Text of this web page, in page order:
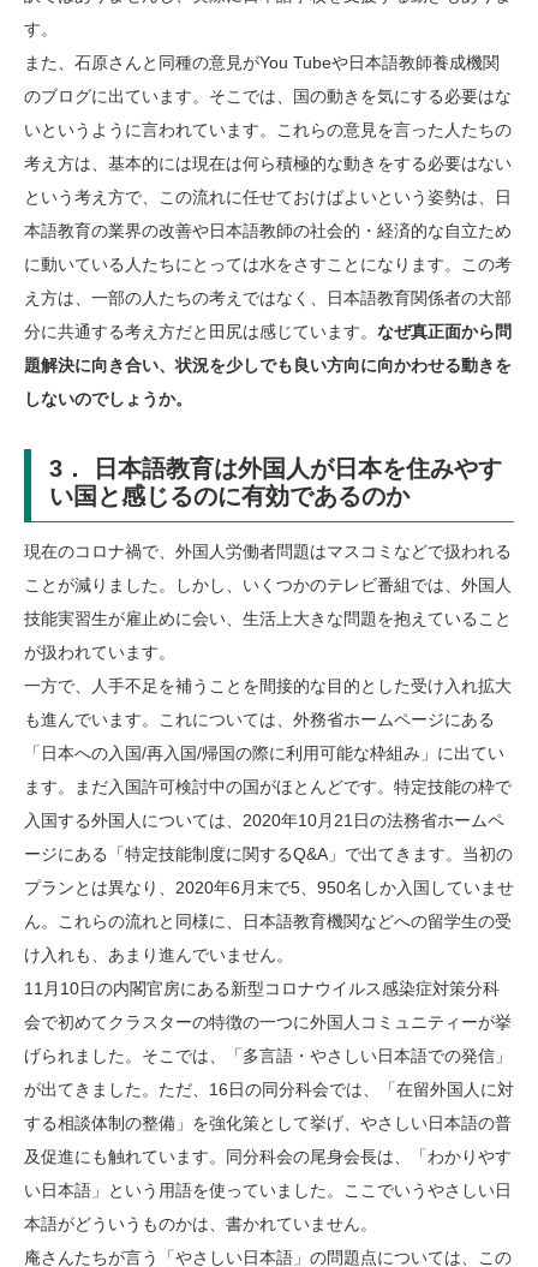
す。
また、石原さんと同種の意見がYou Tubeや日本語教師養成機関
のブログに出ています。そこでは、国の動きを気にする必要はな
いというように言われています。これらの意見を言った人たちの
考え方は、基本的には現在は何ら積極的な動きをする必要はない
という考え方で、この流れに任せておけばよいという姿勢は、日
本語教育の業界の改善や日本語教師の社会的・経済的な自立ため
に動いている人たちにとっては水をさすことになります。この考
え方は、一部の人たちの考えではなく、日本語教育関係者の大部
分に共通する考え方だと田尻は感じています。 なぜ真正面から問
題解決に向き合い、状況を少しでも良い方向に向かわせる動きを
しないのでしょうか。
3． 日本語教育は外国人が日本を住みやす
い国と感じるのに有効であるのか
現在のコロナ禍で、外国人労働者問題はマスコミなどで扱われる
ことが減りました。しかし、いくつかのテレビ番組では、外国人
技能実習生が雇止めに会い、生活上大きな問題を抱えていること
が扱われています。
一方で、人手不足を補うことを間接的な目的とした受け入れ拡大
も進んでいます。これについては、外務省ホームページにある
「日本への入国/再入国/帰国の際に利用可能な枠組み」に出てい
ます。まだ入国許可検討中の国がほとんどです。特定技能の枠で
入国する外国人については、2020年10月21日の法務省ホームペ
ージにある「特定技能制度に関するQ&A」で出てきます。当初の
プランとは異なり、2020年6月末で5、950名しか入国していませ
ん。これらの流れと同様に、日本語教育機関などへの留学生の受
け入れも、あまり進んでいません。
11月10日の内閣官房にある新型コロナウイルス感染症対策分科
会で初めてクラスターの特徴の一つに外国人コミュニティーが挙
げられました。そこでは、「多言語・やさしい日本語での発信」
が出てきました。ただ、16日の同分科会では、「在留外国人に対
する相談体制の整備」を強化策として挙げ、やさしい日本語の普
及促進にも触れています。同分科会の尾身会長は、「わかりやす
い日本語」という用語を使っていました。ここでいうやさしい日
本語がどういうものかは、書かれていません。
庵さんたちが言う「やさしい日本語」の問題点については、この